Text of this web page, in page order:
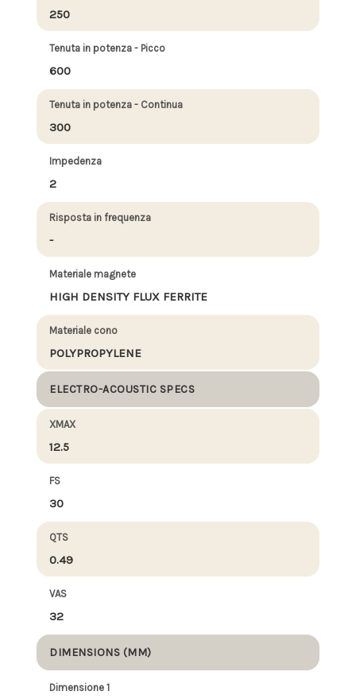
250
Tenuta in potenza - Picco
600
Tenuta in potenza - Continua
300
Impedenza
2
Risposta in frequenza
-
Materiale magnete
HIGH DENSITY FLUX FERRITE
Materiale cono
POLYPROPYLENE
ELECTRO-ACOUSTIC SPECS
XMAX
12.5
FS
30
QTS
0.49
VAS
32
DIMENSIONS (MM)
Dimensione 1